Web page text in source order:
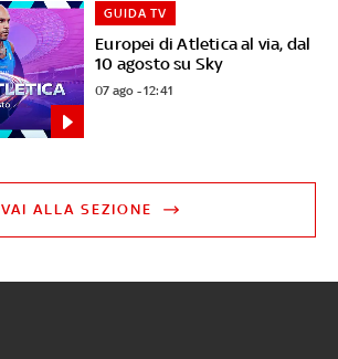
Europei di Atletica al via, dal
10 agosto su Sky
GUIDA TV
07 ago - 12:41
VAI ALLA SEZIONE